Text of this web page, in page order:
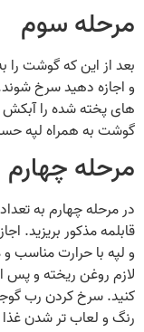
مرحله سوم
بعد از این‌ که گوشت را
و اجازه دهید سرخ
های پخته‌ شده را آبکش
گوشت به‌ همراه لپه
مرحله چهارم
در مرحله چهارم به
قابلمه مذکور بریزید.
و لپه با حرارت مناسب
لازم روغن ریخته و پس‌
کنید. سرخ کردن رب
رنگ و لعاب تر شدن